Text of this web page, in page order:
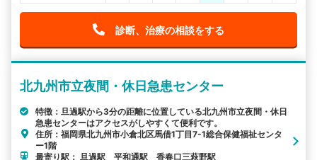
診断、治療の相談をする
北九州市立夜間・休日急患センター
特徴：旦過駅から3分の距離に位置している北九州市立夜間・休日
急患センターはアクセスがしやすくて便利です。
住所：福岡県北九州市小倉北区馬借1丁目7-1総合保健福祉センタ
ー1階
最寄り駅： 旦過駅 平和通駅 香春口三萩野駅